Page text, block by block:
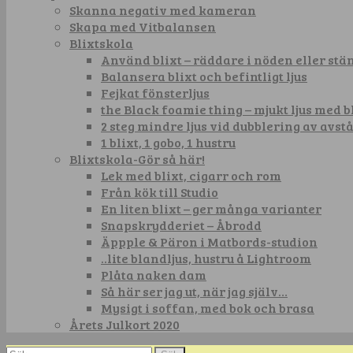
Skanna negativ med kameran
Skapa med Vitbalansen
Blixtskola
Använd blixt – räddare i nöden eller
Balansera blixt och befintligt ljus
Fejkat fönsterljus
the Black foamie thing – mjukt ljus med
2 steg mindre ljus vid dubblering av
1 blixt, 1 gobo, 1 hustru
Blixtskola-Gör så här!
Lek med blixt, cigarr och rom
Från kök till Studio
En liten blixt – ger många varianter
Snapskrydderiet – Åbrodd
Äppple & Päron i Matbords-studion
..lite blandljus, hustru å Lightroom
Plåta naken dam
Så här ser jag ut, när jag själv…
Mysigt i soffan, med bok och brasa
Årets Julkort 2020